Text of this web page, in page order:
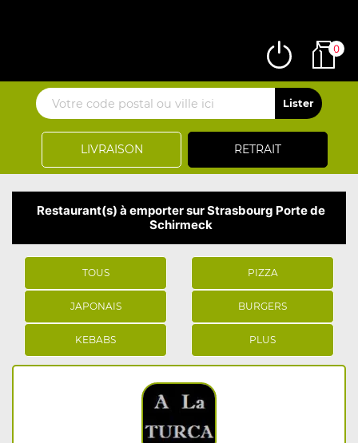
LIVRAISON RETRAIT
0
Restaurant(s) à emporter sur Strasbourg Porte de
Schirmeck
TOUS PIZZA
JAPONAIS BURGERS
KEBABS PLUS